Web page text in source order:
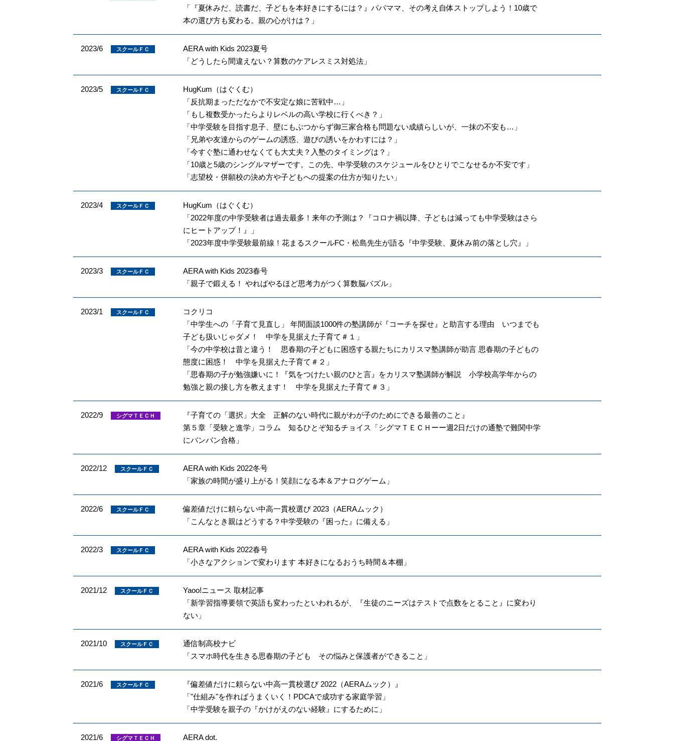
「『夏休みだ、読書だ、子どもを本好きにするには？』パパママ、その考え自体ストップしよう！10歳で
本の選び方も変わる。親の心がけは？」
2023/6 スクールＦＣ
AERA with Kids 2023夏号
「どうしたら間違えない？算数のケアレスミス対処法」
2023/5 スクールＦＣ
HugKum（はぐくむ）
「反抗期まっただなかで不安定な娘に苦戦中…」
「もし複数受かったらよりレベルの高い学校に行くべき？」
「中学受験を目指す息子、壁にもぶつからず御三家合格も問題ない成績らしいが、一抹の不安も…」
「兄弟や友達からのゲームの誘惑、遊びの誘いをかわすには？」
「今すぐ塾に通わせなくても大丈夫？入塾のタイミングは？」
「10歳と5歳のシングルマザーです。この先、中学受験のスケジュールをひとりでこなせるか不安です」
「志望校・併願校の決め方や子どもへの提案の仕方が知りたい」
2023/4 スクールＦＣ
HugKum（はぐくむ）
「2022年度の中学受験者は過去最多！来年の予測は？『コロナ禍以降、子どもは減っても中学受験はさら
にヒートアップ！』」
「2023年度中学受験最前線！花まるスクールFC・松島先生が語る『中学受験、夏休み前の落とし穴』」
2023/3 スクールＦＣ
AERA with Kids 2023春号
「親子で鍛える！ やればやるほど思考力がつく算数脳パズル」
2023/1 スクールＦＣ
コクリコ
「中学生への「子育て見直し」 年間面談1000件の塾講師が『コーチを探せ』と助言する理由 いつまでも
子ども扱いじゃダメ！ 中学を見据えた子育て＃１」
「今の中学校は昔と違う！ 思春期の子どもに困惑する親たちにカリスマ塾講師が助言 思春期の子どもの
態度に困惑！ 中学を見据えた子育て＃２」
「思春期の子が勉強嫌いに！『気をつけたい親のひと言』をカリスマ塾講師が解説 小学校高学年からの
勉強と親の接し方を教えます！ 中学を見据えた子育て＃３」
2022/9 シグマＴＥＣＨ
『子育ての「選択」大全 正解のない時代に親がわが子のためにできる最善のこと』
第５章「受験と進学」コラム 知るひとぞ知るチョイス「シグマＴＥＣＨーー週2日だけの通塾で難関中学
にバンバン合格」
2022/12 スクールＦＣ
AERA with Kids 2022冬号
「家族の時間が盛り上がる！笑顔になる本＆アナログゲーム」
2022/6 スクールＦＣ
偏差値だけに頼らない中高一貫校選び 2023（AERAムック）
「こんなとき親はどうする？中学受験の『困った』に備える」
2022/3 スクールＦＣ
AERA with Kids 2022春号
「小さなアクションで変わります 本好きになるおうち時間＆本棚」
2021/12 スクールＦＣ
Yaoo!ニュース 取材記事
「新学習指導要領で英語も変わったといわれるが、『生徒のニーズはテストで点数をとること』に変わり
ない」
2021/10 スクールＦＣ
通信制高校ナビ
「スマホ時代を生きる思春期の子ども その悩みと保護者ができること」
2021/6 スクールＦＣ
『偏差値だけに頼らない中高一貫校選び 2022（AERAムック）』
「"仕組み"を作ればうまくいく！PDCAで成功する家庭学習」
「中学受験を親子の『かけがえのない経験』にするために」
2021/6 シグマＴＥＣＨ AERA dot.